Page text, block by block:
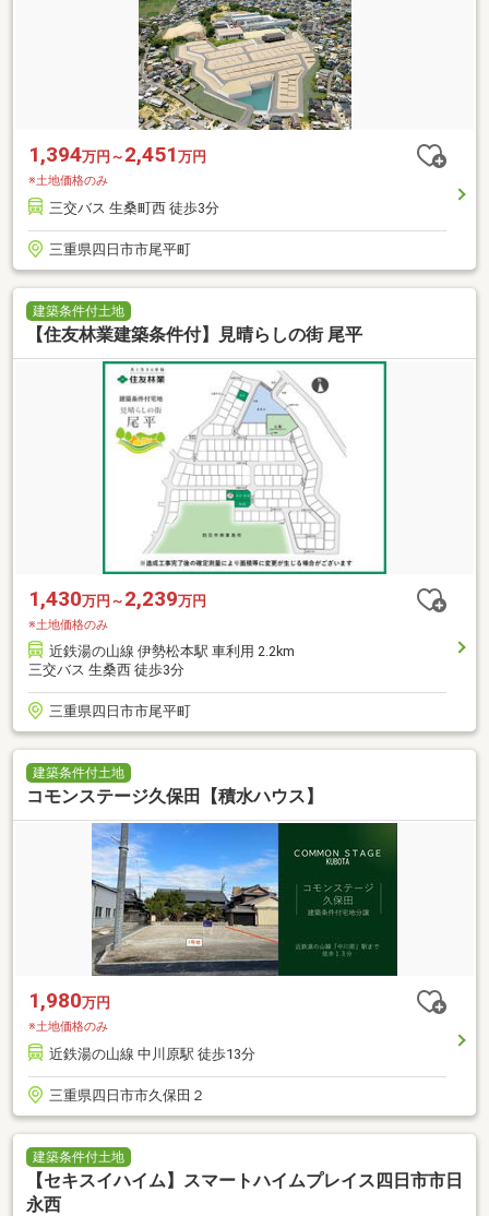
1,394万円～ 2,451 万円
※土地価格のみ
三交バス 生桑町西 徒歩3分
三重県四日市市尾平町
建築条件付土地
【住友林業建築条件付】見晴らしの街 尾平
1,430万円～ 2,239万円
※土地価格のみ
近鉄湯の山線 伊勢松本駅 車利用 2.2km
三交バス 生桑西 徒歩3分
三重県四日市市尾平町
建築条件付土地
コモンステージ久保田【積水ハウス】
1,980万円
※土地価格のみ
近鉄湯の山線 中川原駅 徒歩13分
三重県四日市市久保田２
建築条件付土地
【セキスイハイム】スマートハイムプレイス四日市市日
永西